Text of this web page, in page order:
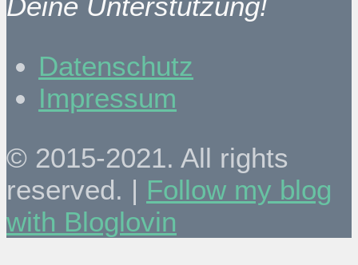
Datenschutz
Impressum
© 2015-2021. All rights
reserved. | Follow my blog
with Bloglovin